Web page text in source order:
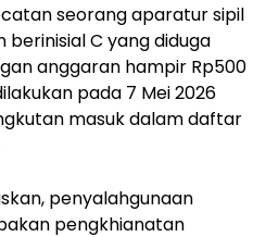
seorang aparatur sipil
berinisial C yang diduga
anggaran hampir Rp500
pada 7 Mei 2026
masuk dalam daftar
penyalahgunaan
pengkhianatan